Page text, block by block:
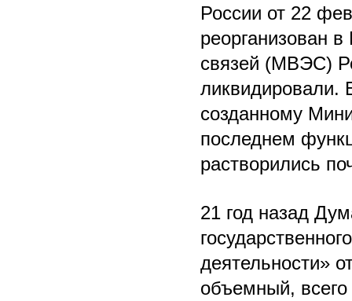
России от 22
реорганизован
связей (МВЭС)
ликвидировали.
созданному
последнем
растворились
21 год назад
деятельности»
объемный,